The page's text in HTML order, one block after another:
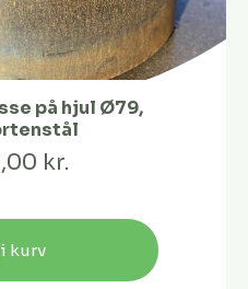
på hjul Ø79,
kr.
kurv